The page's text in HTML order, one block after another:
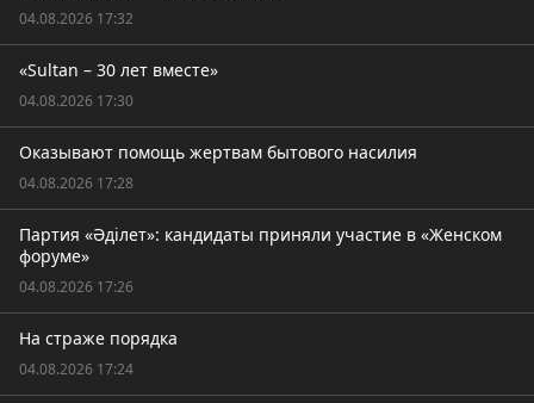
04.08.2026 17:32
«Sultan – 30 лет вместе»
04.08.2026 17:30
Оказывают помощь жертвам бытового насилия
04.08.2026 17:28
Партия «Әділет»: кандидаты приняли участие в «Женском
форуме»
04.08.2026 17:26
На страже порядка
04.08.2026 17:24